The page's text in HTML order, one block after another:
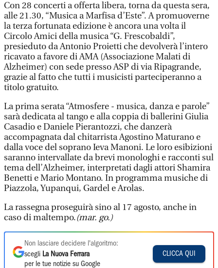
Con 28 concerti a offerta libera, torna da questa sera,
alle 21.30, “Musica a Marfisa d’Este”. A promuoverne
la terza fortunata edizione è ancora una volta il
Circolo Amici della musica “G. Frescobaldi”,
presieduto da Antonio Proietti che devolverà l’intero
ricavato a favore di AMA (Associazione Malati di
Alzheimer) con sede presso ASP di via Ripagrande,
grazie al fatto che tutti i musicisti parteciperanno a
titolo gratuito.
La prima serata “Atmosfere - musica, danza e parole”
sarà dedicata al tango e alla coppia di ballerini Giulia
Casadio e Daniele Pierantozzi, che danzerà
accompagnata dal chitarrista Agostino Maturano e
dalla voce del soprano Ieva Manoni. Le loro esibizioni
saranno intervallate da brevi monologhi e racconti sul
tema dell’Alzheimer, interpretati dagli attori Shamira
Benetti e Mario Montano. In programma musiche di
Piazzola, Yupanqui, Gardel e Arolas.
La rassegna proseguirà sino al 17 agosto, anche in
caso di maltempo.(mar. go.)
Non lasciare decidere l'algoritmo:
scegli La Nuova Ferrara
per le tue notizie su Google
CLICCA QUI